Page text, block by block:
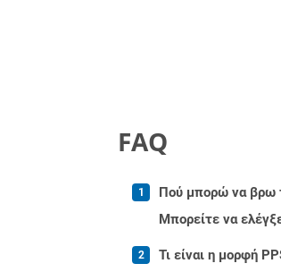
FAQ
Πού μπορώ να βρω
Μπορείτε να
Τι είναι η μορφή